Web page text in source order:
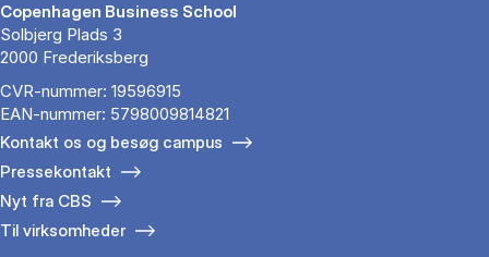
Copenhagen Business School
Solbjerg Plads 3
2000 Frederiksberg
CVR-nummer: 19596915
EAN-nummer: 5798009814821
Kontakt os og besøg campus
Pressekontakt
Nyt fra CBS
Til virksomheder